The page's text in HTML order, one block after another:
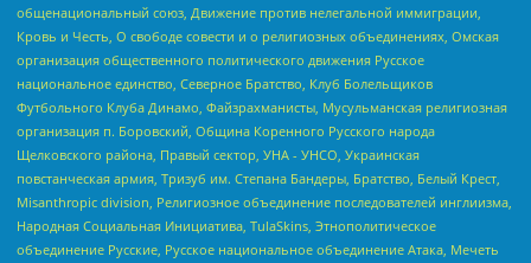
общенациональный союз, Движение против нелегальной иммиграции,
Кровь и Честь, О свободе совести и о религиозных объединениях, Омская
организация общественного политического движения Русское
национальное единство, Северное Братство, Клуб Болельщиков
Футбольного Клуба Динамо, Файзрахманисты, Мусульманская религиозная
организация п. Боровский, Община Коренного Русского народа
Щелковского района, Правый сектор, УНА - УНСО, Украинская
повстанческая армия, Тризуб им. Степана Бандеры, Братство, Белый Крест,
Misanthropic division, Религиозное объединение последователей инглиизма,
Народная Социальная Инициатива, TulaSkins, Этнополитическое
объединение Русские, Русское национальное объединение Атака, Мечеть